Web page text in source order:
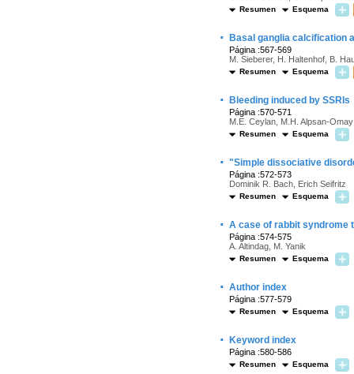
Resumen Esquema
· Basal ganglia calcification
Página :567-569
M. Sieberer, H. Haltenhof, B.
Resumen Esquema
· Bleeding induced by SSRIs
Página :570-571
M.E. Ceylan, M.H. Alpsan-Omay
Resumen Esquema
· "Simple dissociative
Página :572-573
Dominik R. Bach, Erich Seifritz
Resumen Esquema
· A case of rabbit syndrome
Página :574-575
A. Altindag, M. Yanik
Resumen Esquema
· Author index
Página :577-579
Resumen Esquema
· Keyword index
Página :580-586
Resumen Esquema